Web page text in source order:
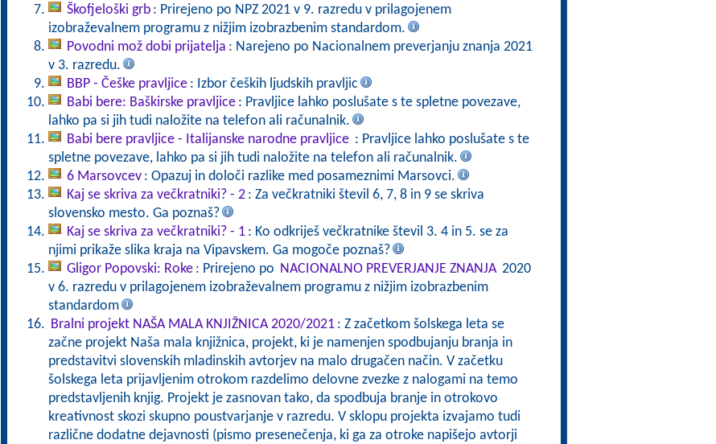
Škofjeloški grb : Prirejeno po NPZ 2021 v 9. razredu v prilagojenem
izobraževalnem programu z nižjim izobrazbenim standardom.
Povodni mož dobi prijatelja : Narejeno po Nacionalnem preverjanju znanja 2021
v 3. razredu.
BBP - Češke pravljice : Izbor čeških ljudskih pravljic
Babi bere: Baškirske pravljice : Pravljice lahko poslušate s te spletne povezave,
lahko pa si jih tudi naložite na telefon ali računalnik.
Babi bere pravljice - Italijanske narodne pravljice : Pravljice lahko poslušate s te
spletne povezave, lahko pa si jih tudi naložite na telefon ali računalnik.
6 Marsovcev : Opazuj in določi razlike med posameznimi Marsovci.
Kaj se skriva za večkratniki? - 2 : Za večkratniki števil 6, 7, 8 in 9 se skriva
slovensko mesto. Ga poznaš?
Kaj se skriva za večkratniki? - 1 : Ko odkriješ večkratnike števil 3. 4 in 5. se za
njimi prikaže slika kraja na Vipavskem. Ga mogoče poznaš?
Gligor Popovski: Roke : Prirejeno po NACIONALNO PREVERJANJE ZNANJA 2020
v 6. razredu v prilagojenem izobraževalnem programu z nižjim izobrazbenim
standardom
Bralni projekt NAŠA MALA KNJIŽNICA 2020/2021 : Z začetkom šolskega leta se
začne projekt Naša mala knjižnica, projekt, ki je namenjen spodbujanju branja in
predstavitvi slovenskih mladinskih avtorjev na malo drugačen način. V začetku
šolskega leta prijavljenim otrokom razdelimo delovne zvezke z nalogami na temo
predstavljenih knjig. Projekt je zasnovan tako, da spodbuja branje in otrokovo
kreativnost skozi skupno poustvarjanje v razredu. V sklopu projekta izvajamo tudi
različne dodatne dejavnosti (pismo presenečenja, ki ga za otroke napišejo avtorji